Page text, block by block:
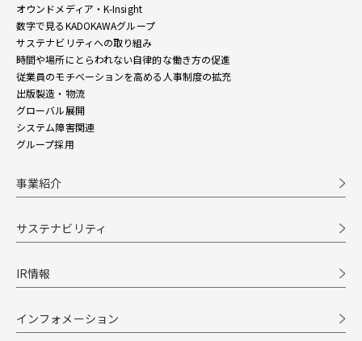
オウンドメディア・K-Insight
数字で見るKADOKAWAグループ
サステナビリティへの取り組み
時間や場所にとらわれない自律的な働き方の促進
従業員のモチベーションを高める人事制度の拡充
出版製造・物流
グローバル展開
システム障害関連
グループ採用
事業紹介
サステナビリティ
IR情報
インフォメーション